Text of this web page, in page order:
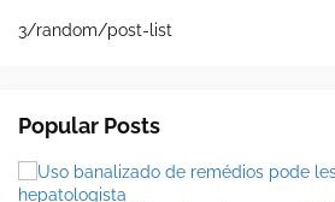
3/random/post-list
Popular Posts